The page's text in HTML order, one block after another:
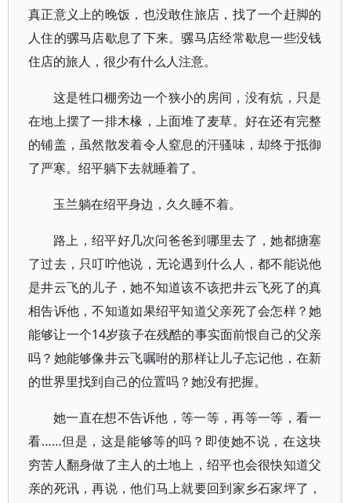
真正意义上的晚饭，也没敢住旅店，找了一个赶脚的
人住的骡马店歇息了下来。骡马店经常歇息一些没钱
住店的旅人，很少有什么人注意。
这是牲口棚旁边一个狭小的房间，没有炕，只是
在地上摆了一排木椽，上面堆了麦草。好在还有完整
的铺盖，虽然散发着令人窒息的汗骚味，却终于抵御
了严寒。绍平躺下去就睡着了。
玉兰躺在绍平身边，久久睡不着。
路上，绍平好几次问爸爸到哪里去了，她都搪塞
了过去，只叮咛他说，无论遇到什么人，都不能说他
是井云飞的儿子，她不知道该不该把井云飞死了的真
相告诉他，不知道如果绍平知道父亲死了会怎样？她
能够让一个14岁孩子在残酷的事实面前恨自己的父亲
吗？她能够像井云飞嘱咐的那样让儿子忘记他，在新
的世界里找到自己的位置吗？她没有把握。
她一直在想不告诉他，等一等，再等一等，看一
看……但是，这是能够等的吗？即使她不说，在这块
穷苦人翻身做了主人的土地上，绍平也会很快知道父
亲的死讯，再说，他们马上就要回到家乡石家坪了，